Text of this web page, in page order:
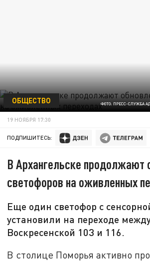
ФОТО: ПРЕСС-СЛУЖБА
ОБЩЕСТВО
19 НОЯБРЯ 17:30
ПОДПИШИТЕСЬ:
В Архангельске продолжают
светофоров на оживленных
Еще один светофор с
установили на переходе
Воскресенской 103 и 116.
В столице Поморья активно